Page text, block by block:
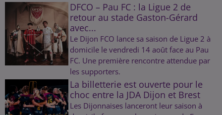
DFCO – Pau FC : la Ligue 2 de
retour au stade Gaston-Gérard
avec...
Le Dijon FCO lance sa saison de Ligue 2 à
domicile le vendredi 14 août face au Pau
FC. Une première rencontre attendue par
les supporters.
La billetterie est ouverte pour le
choc entre la JDA Dijon et Brest
Les Dijonnaises lanceront leur saison à